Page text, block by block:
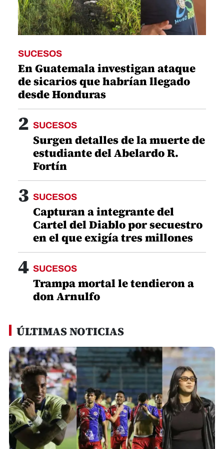
SUCESOS
En Guatemala investigan ataque
de sicarios que habrían llegado
desde Honduras
2 SUCESOS
Surgen detalles de la muerte de
estudiante del Abelardo R.
Fortín
3 SUCESOS
Capturan a integrante del
Cartel del Diablo por secuestro
en el que exigía tres millones
4 SUCESOS
Trampa mortal le tendieron a
don Arnulfo
ÚLTIMAS NOTICIAS